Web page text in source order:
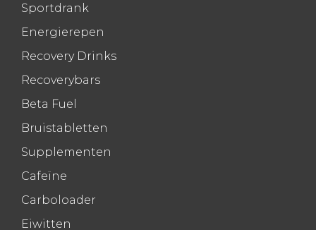
Sportdrank
Energierepen
Recovery Drinks
Recoverybars
Beta Fuel
Bruistabletten
Supplementen
Cafeïne
Carboloader
Eiwitten